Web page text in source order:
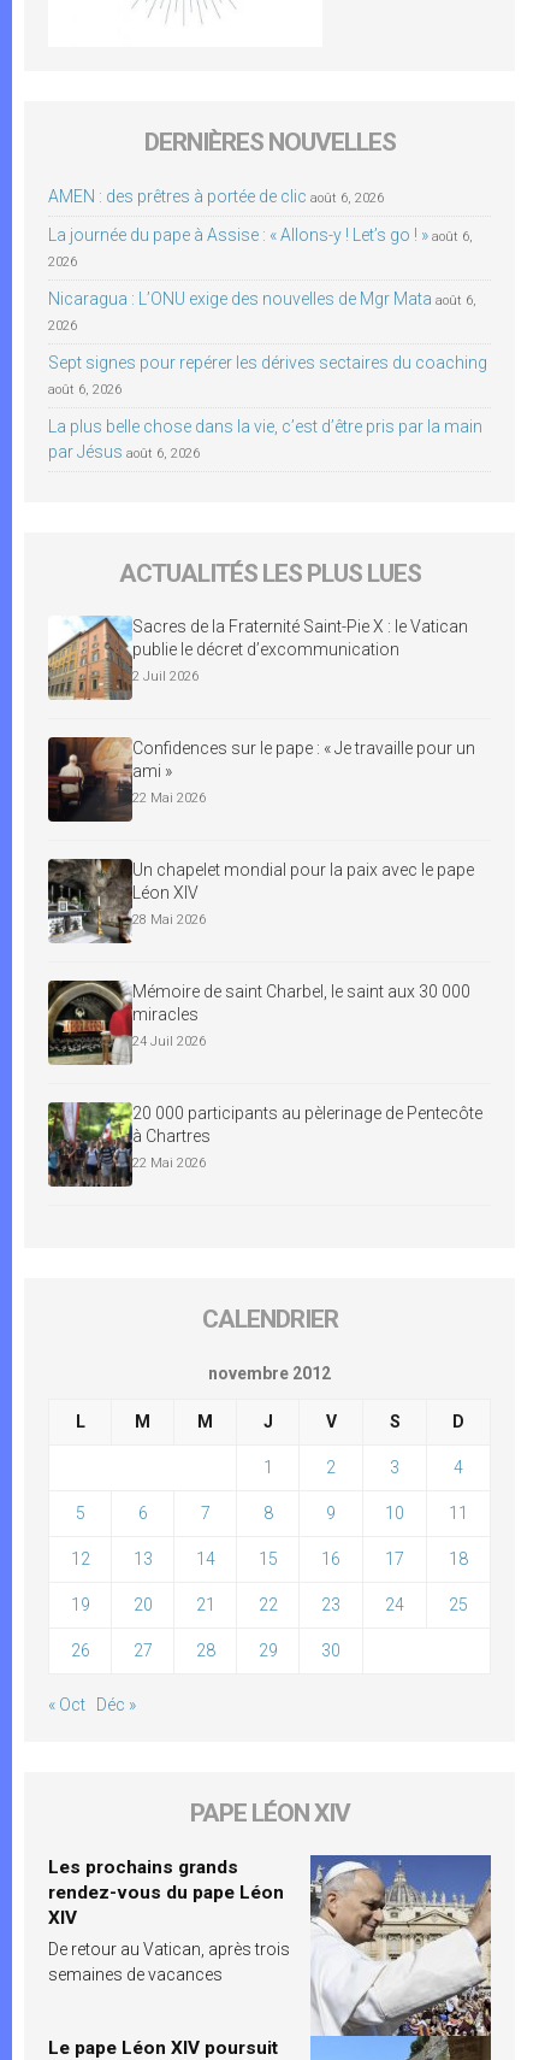
DERNIÈRES NOUVELLES
AMEN : des prêtres à portée de clic août 6, 2026
La journée du pape à Assise : « Allons-y ! Let’s go ! » août 6,
2026
Nicaragua : L’ONU exige des nouvelles de Mgr Mata août 6,
2026
Sept signes pour repérer les dérives sectaires du coaching
août 6, 2026
La plus belle chose dans la vie, c’est d’être pris par la main
par Jésus août 6, 2026
ACTUALITÉS LES PLUS LUES
Sacres de la Fraternité Saint-Pie X : le Vatican
publie le décret d’excommunication
2 Juil 2026
Confidences sur le pape : « Je travaille pour un
ami »
22 Mai 2026
Un chapelet mondial pour la paix avec le pape
Léon XIV
28 Mai 2026
Mémoire de saint Charbel, le saint aux 30 000
miracles
24 Juil 2026
20 000 participants au pèlerinage de Pentecôte
à Chartres
22 Mai 2026
CALENDRIER
novembre 2012
L M M J V S D
1 2 3 4
5 6 7 8 9 10 11
12 13 14 15 16 17 18
19 20 21 22 23 24 25
26 27 28 29 30
« Oct Déc »
PAPE LÉON XIV
Les prochains grands
rendez-vous du pape Léon
XIV
De retour au Vatican, après trois
semaines de vacances
Le pape Léon XIV poursuit